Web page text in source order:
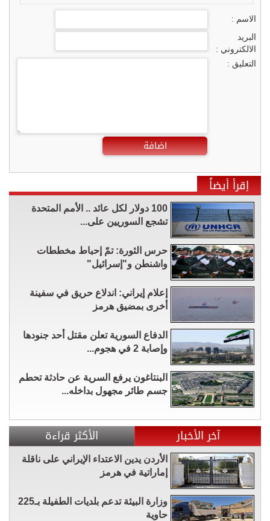
الاسم :
البريد
الالكتروني :
التعليق :
اضافة
إقرأ أيضاً
100 دولار لكل عائد .. الأمم المتحدة
تشجع السوريين على...
حرس الثورة: تمّ إحباط مخططات
واشنطن و"إسرائيل"
إعلام إيراني: اندلاع حريق في سفينة
أخرى بمضيق هرمز
الدفاع السورية تعلن مقتل أحد جنودها
وإصابة 2 في هجوم...
البنتاغون يرفع السرية عن حادثة تحطم
جسم طائر مجهول بداخله...
آخر الأخبار الأكثر قراءة
الأردن يدين الاعتداء الإيراني على ناقلة
إماراتية في هرمز
وزارة البيئة تدعم بلديات الطفيلة بـ225
حاوية